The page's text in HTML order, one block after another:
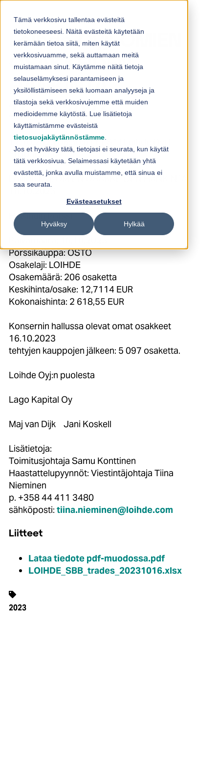
Tämä verkkosivu tallentaa evästeitä
tietokoneeseesi. Näitä evästeitä käytetään
kerämään tietoa siitä, miten käytät
verkkosivuamme, sekä auttamaan meitä
muistamaan sinut. Käytämme näitä tietoja
selauselämyksesi parantamiseen ja
yksilöllistämiseen sekä luomaan analyyseja ja
tilastoja sekä verkkosivujemme että muiden
medioidemme käytöstä. Lue lisätietoja
käyttämistämme evästeistä
tietosuojakäytännöstämme
Jos et hyväksy tätä, tietojasi ei seurata, kun käytät
tätä verkkosivua. Selaimessasi käytetään yhtä
evästettä, jonka avulla muistamme, että sinua ei
saa seurata.
Evästeasetukset
Hyväksy Hylkää
Loihde Oyj: OMIEN
OSAKKEIDEN
HANKINTA
16.10.2023
17.10.2023 08:30:01 EEST | Loihde Oyj |
Yhtiötiedote
Loihde Oyj: OMIEN OSAKKEIDEN HANKINTA
Helsingin Pörssi
Pörssikauppa: OSTO
Osakelaji: LOIHDE
Osakemäärä: 206 osaketta
Keskihinta/osake: 12,7114 EUR
Kokonaishinta: 2 618,55 EUR
Konsernin hallussa olevat omat osakkeet
16.10.2023
tehtyjen kauppojen jälkeen: 5 097 osaketta.
Loihde Oyj:n puolesta
Lago Kapital Oy
Maj van Dijk Jani Koskell
Lisätietoja:
Toimitusjohtaja Samu Konttinen
Haastattelupyynnöt: Viestintäjohtaja Tiina
Nieminen
p. +358 44 411 3480
sähköposti: tiina.nieminen@loihde.com
Liitteet
Lataa tiedote pdf-muodossa.pdf
LOIHDE_SBB_trades_20231016.xlsx
2023